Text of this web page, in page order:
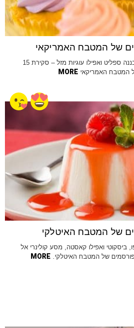
של המטבח האמריקאי
הפאדג' המתוק, הפרוזן יוגורט, בננה ספליט ואפילו עוגיות מזל – סקירת 15
המטבח האמריקאי MORE
של המטבח האיטלקי
ביסקוטי ואפילו קאסטה, מסע קולינרי אל
של המטבח האיטלקי. MORE